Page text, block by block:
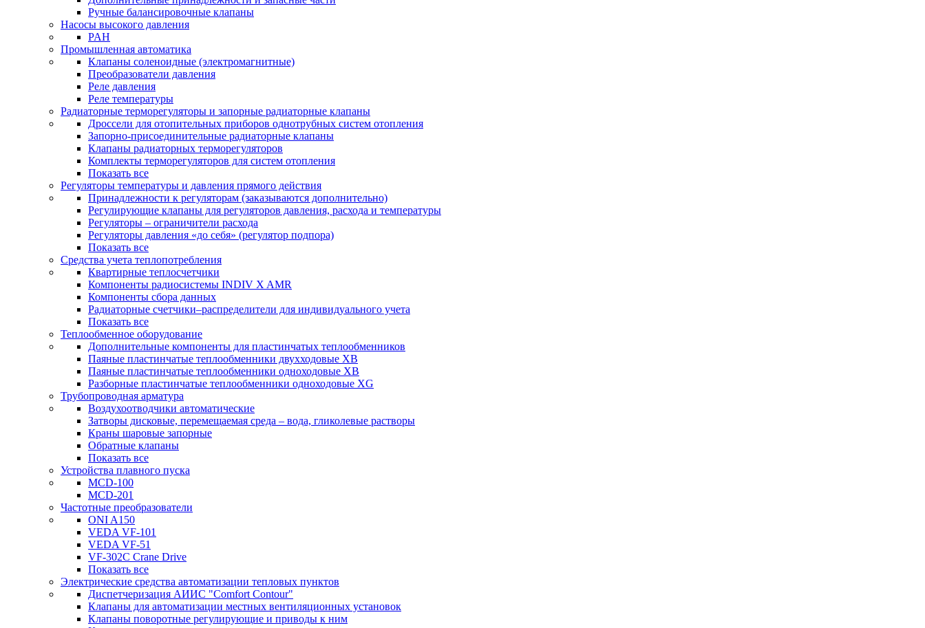
Ручные балансировочные клапаны
Насосы высокого давления
PAH
Промышленная автоматика
Клапаны соленоидные (электромагнитные)
Преобразователи давления
Реле давления
Реле температуры
Радиаторные терморегуляторы и запорные радиаторные клапаны
Дроссели для отопительных приборов однотрубных систем отопления
Запорно-присоединительные радиаторные клапаны
Клапаны радиаторных терморегуляторов
Комплекты терморегуляторов для систем отопления
Показать все
Регуляторы температуры и давления прямого действия
Принадлежности к регуляторам (заказываются дополнительно)
Регулирующие клапаны для регуляторов давления, расхода и температуры
Регуляторы – ограничители расхода
Регуляторы давления «до себя» (регулятор подпора)
Показать все
Средства учета теплопотребления
Квартирные теплосчетчики
Компоненты радиосистемы INDIV X AMR
Компоненты сбора данных
Радиаторные счетчики–распределители для индивидуального учета
Показать все
Теплообменное оборудование
Дополнительные компоненты для пластинчатых теплообменников
Паяные пластинчатые теплообменники двухходовые XB
Паяные пластинчатые теплообменники одноходовые ХВ
Разборные пластинчатые теплообменники одноходовые ХG
Трубопроводная арматура
Воздухоотводчики автоматические
Затворы дисковые, перемещаемая среда – вода, гликолевые растворы
Краны шаровые запорные
Обратные клапаны
Показать все
Устройства плавного пуска
MCD-100
MCD-201
Частотные преобразователи
ONI A150
VEDA VF-101
VEDA VF-51
VF-302C Crane Drive
Показать все
Электрические средства автоматизации тепловых пунктов
Диспетчеризация АИИС "Comfort Contour"
Клапаны для автоматизации местных вентиляционных установок
Клапаны поворотные регулирующие и приводы к ним